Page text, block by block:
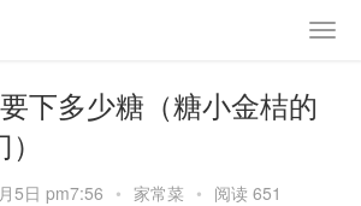
下多少糖（糖小金桔的
5日 pm7:56 • 家常菜 • 阅读 651